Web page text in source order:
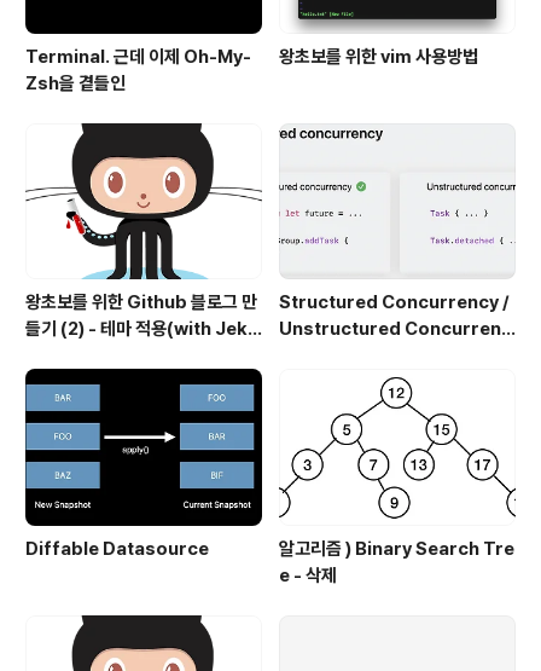
Terminal. 근데 이제 Oh-My-
Zsh을 곁들인
왕초보를 위한 vim 사용방법
왕초보를 위한 Github 블로그 만
들기 (2) - 테마 적용(with Jekyl
Structured Concurrency /
Unstructured Concurrenc
Diffable Datasource
알고리즘 ) Binary Search Tre
e - 삭제